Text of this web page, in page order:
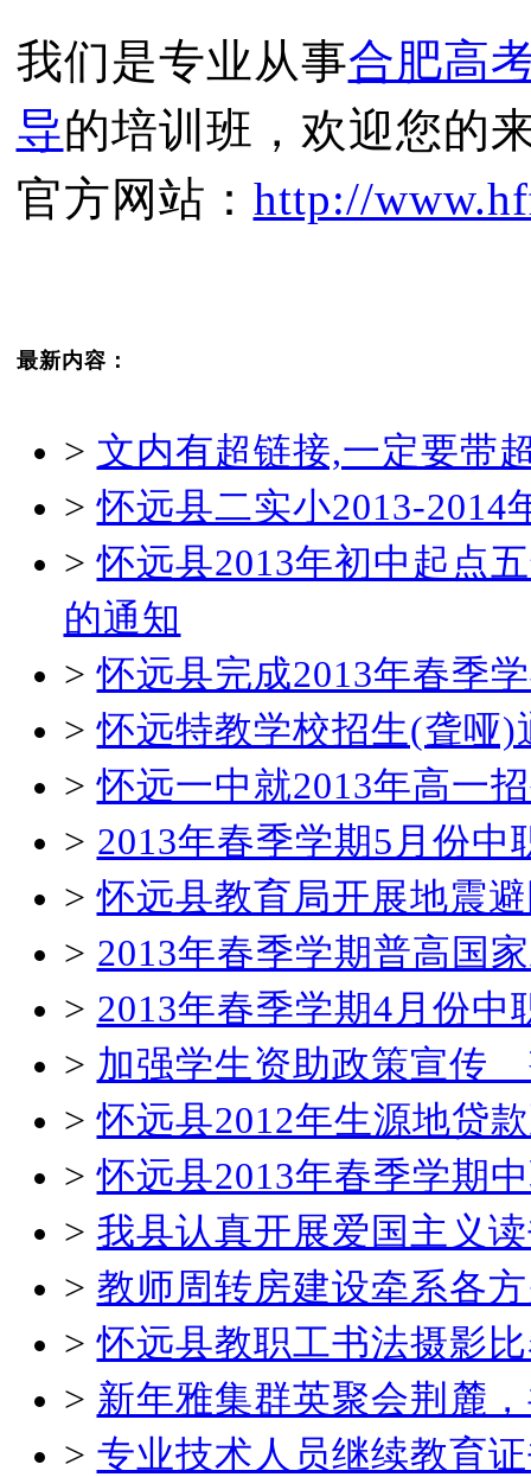
我们是专业从事合肥高
导的培训班，欢迎您的
官方网站： http://
最新内容：
> 文内有超链接,一定要带
>怀远县二实小2013-2014
>怀远县2013年初中起点
的通知
>怀远县完成2013年春季
>怀远特教学校招生(聋哑)
>怀远一中就2013年高一
> 2013年春季学期5月份中
>怀远县教育局开展地震
> 2013年春季学期普高国
> 2013年春季学期4月份
> 加强学生资助政策宣传
>怀远县2012年生源地贷
>怀远县2013年春季学期
> 我县认真开展爱国主义
> 教师周转房建设牵系各
>怀远县教职工书法摄影
> 新年雅集群英聚会荆麓
> 专业技术人员继续教育